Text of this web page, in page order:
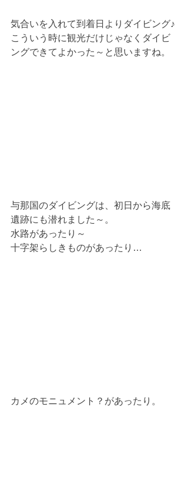
気合いを入れて到着日よりダイビング♪
こういう時に観光だけじゃなくダイビ
ングできてよかった～と思いますね。
与那国のダイビングは、初日から海底
遺跡にも潜れました～。
水路があったり～
十字架らしきものがあったり…
カメのモニュメント？があったり。